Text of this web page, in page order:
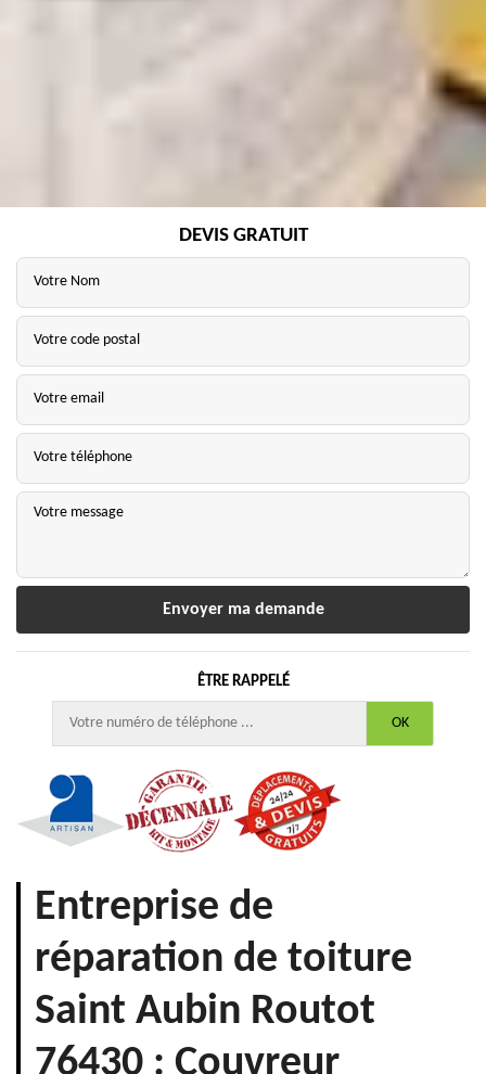
DEVIS GRATUIT
ÊTRE RAPPELÉ
Entreprise de
réparation de toiture
Saint Aubin Routot
76430 : Couvreur